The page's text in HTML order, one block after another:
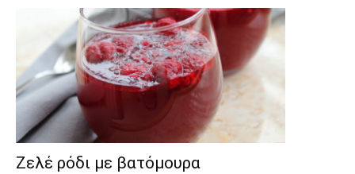
Ζελέ ρόδι με βατόμουρα